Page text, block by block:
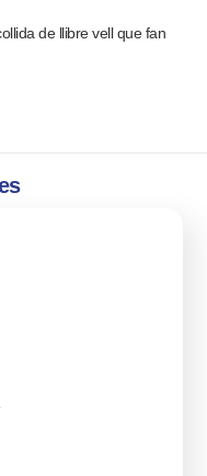
de llibre vell que fan